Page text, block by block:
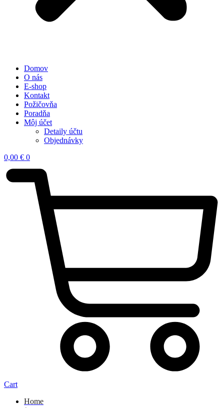
Domov
O nás
E-shop
Kontakt
Požičovňa
Poradňa
Môj účet
Detaily účtu
Objednávky
0,00 € 0
Cart
Home